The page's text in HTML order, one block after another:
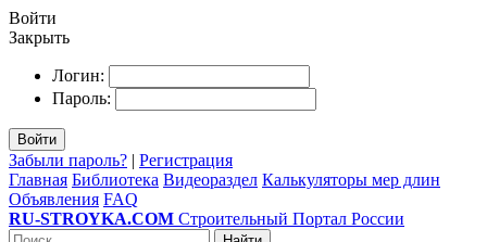
Войти
Закрыть
Логин:
Пароль:
Войти
Забыли пароль? | Регистрация
Главная Библиотека Видеораздел Калькуляторы мер длин
Объявления FAQ
RU-STROYKA.COM Строительный Портал России